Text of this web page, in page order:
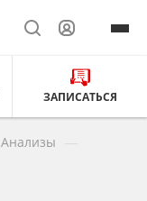
ЗАПИСАТЬСЯ
Анализы